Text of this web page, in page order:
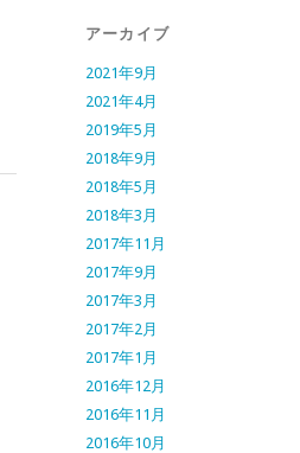
アーカイブ
2021年9月
2021年4月
2019年5月
2018年9月
2018年5月
2018年3月
2017年11月
2017年9月
2017年3月
2017年2月
2017年1月
2016年12月
2016年11月
2016年10月